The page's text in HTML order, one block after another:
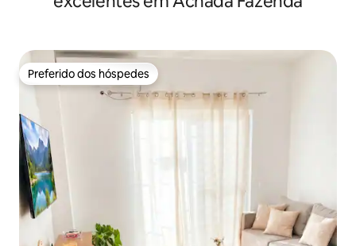
Preferido dos hóspedes
Preferido dos hóspedes